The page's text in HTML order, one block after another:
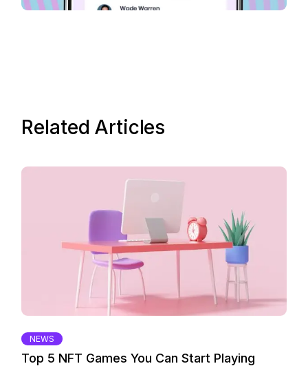
Related Articles
NEWS
Top 5 NFT Games You Can Start Playing